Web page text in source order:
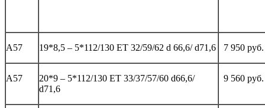
А57 19*8,5 – 5*112/130 ЕТ 32/59/62 d 66,6/ d71,6 7 950 руб.
А57
20*9 – 5*112/130 ET 33/37/57/60 d66,6/
d71,6
9 560 руб.